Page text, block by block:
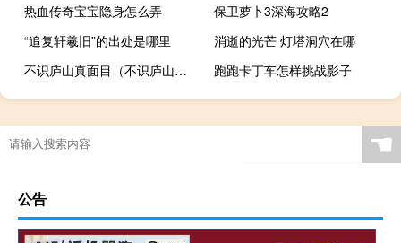
热血传奇宝宝隐身怎么弄
保卫萝卜3深海攻略2
“追复轩羲旧”的出处是哪里
消逝的光芒 灯塔洞穴在哪
不识庐山真面目（不识庐山真面目）
跑跑卡丁车怎样挑战影子
☚
公告